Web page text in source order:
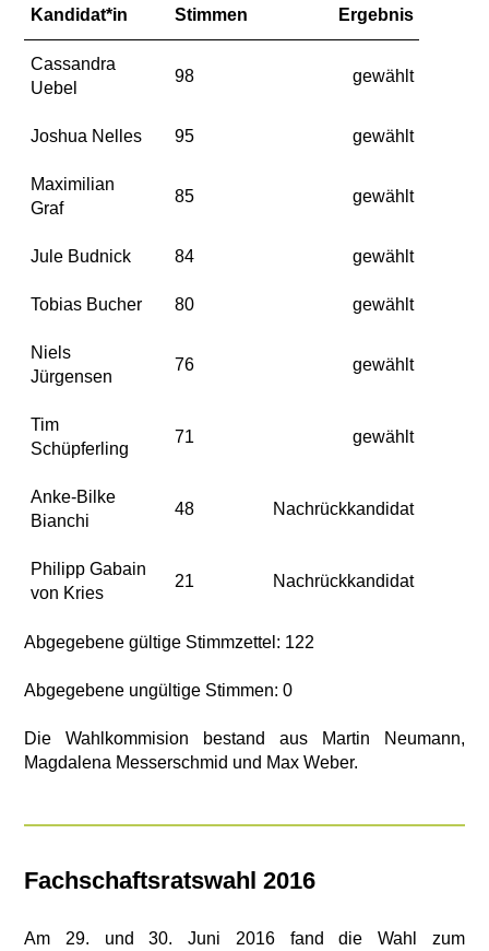
Kandidat*in Stimmen Ergebnis
Cassandra
Uebel
98 gewählt
Joshua Nelles 95 gewählt
Maximilian
Graf
85 gewählt
Jule Budnick 84 gewählt
Tobias Bucher 80 gewählt
Niels
Jürgensen
76 gewählt
Tim
Schüpferling
71 gewählt
Anke-Bilke
Bianchi
48 Nachrückkandidat
Philipp Gabain
von Kries
21 Nachrückkandidat
Abgegebene gültige Stimmzettel: 122
Abgegebene ungültige Stimmen: 0
Die Wahlkommision bestand aus Martin Neumann,
Magdalena Messerschmid und Max Weber.
Fachschaftsratswahl 2016
Am 29. und 30. Juni 2016 fand die Wahl zum